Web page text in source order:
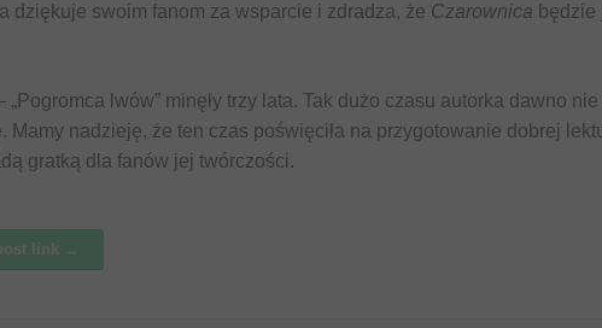
dziękuje swoim fanom za wsparcie i zdradza, że Czarownica będzie
lwów” minęły trzy lata. Tak dużo czasu autorka dawno nie
nadzieję, że ten czas poświęciła na przygotowanie dobrej
gratką dla fanów jej twórczości.
link →